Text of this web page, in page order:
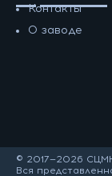
Контакты
О заводе
© 2017—2026
Вся